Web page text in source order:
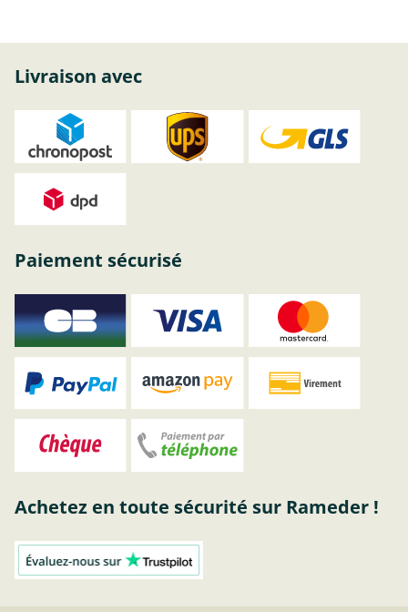
Livraison avec
Paiement sécurisé
Achetez en toute sécurité sur Rameder !